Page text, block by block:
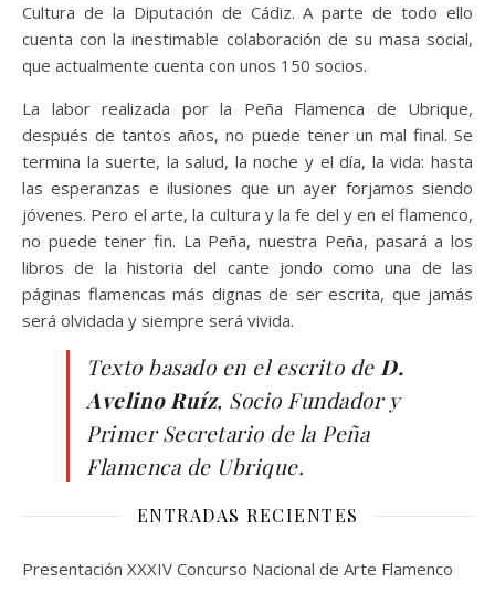
Cultura de la Diputación de Cádiz. A parte de todo ello
cuenta con la inestimable colaboración de su masa social,
que actualmente cuenta con unos 150 socios.
La labor realizada por la Peña Flamenca de Ubrique,
después de tantos años, no puede tener un mal final. Se
termina la suerte, la salud, la noche y el día, la vida: hasta
las esperanzas e ilusiones que un ayer forjamos siendo
jóvenes. Pero el arte, la cultura y la fe del y en el flamenco,
no puede tener fin. La Peña, nuestra Peña, pasará a los
libros de la historia del cante jondo como una de las
páginas flamencas más dignas de ser escrita, que jamás
será olvidada y siempre será vivida.
Texto basado en el escrito de D.
Avelino Ruíz, Socio Fundador y
Primer Secretario de la Peña
Flamenca de Ubrique.
ENTRADAS RECIENTES
Presentación XXXIV Concurso Nacional de Arte Flamenco